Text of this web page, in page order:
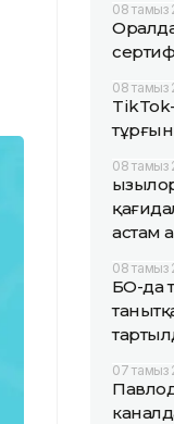
08 тамыз
08 тамыз
TikTok-
08 тамыз
астам
08 тамыз
БҚО-да
07 тамыз